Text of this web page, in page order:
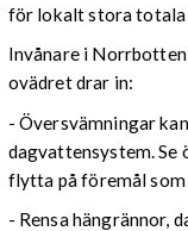
för lokalt stora totala
Invånare i
ovädret drar in:
- Översvämningar
dagvattensystem. Se
flytta på föremål som
- Rensa hängrännor,